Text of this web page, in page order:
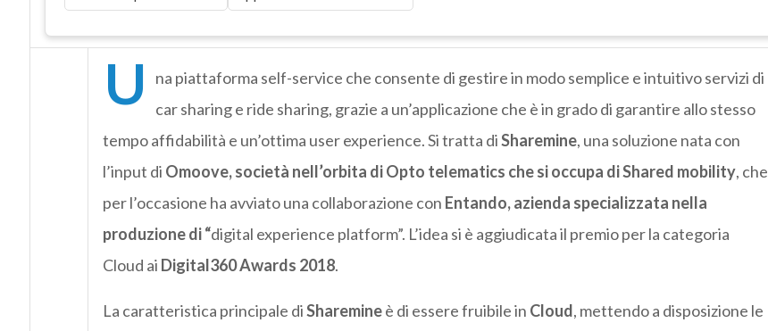
U
na piattaforma self-service che consente di gestire in modo semplice e intuitivo servizi di
car sharing e ride sharing, grazie a un’applicazione che è in grado di garantire allo stesso
tempo affidabilità e un’ottima user experience. Si tratta diSharemine, una soluzione nata con
l’input di Omoove, società nell’orbita diOpto telematics che si occupa diShared mobility, che
per l’occasione ha avviato una collaborazione con Entando, azienda specializzata nella
produzione di “digital experience platform”. L’idea si è aggiudicata il premio per la categoria
Cloud ai Digital360 Awards 2018.
La caratteristica principale diSharemineè di essere fruibile in Cloud, mettendo a disposizione le